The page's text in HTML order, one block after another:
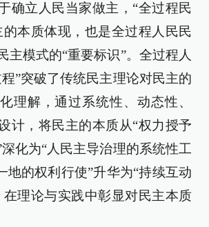
确立人民当家做主，“全过程民
的本质体现，也是全过程人民民
主模式的“重要标识”。全过程人
”突破了传统民主理论对民主的
理解，通过系统性、动态性、
计，将民主的本质从“权力授予
化为“人民主导治理的系统性工
地的权利行使”升华为“持续互动
在理论与实践中彰显对民主本质